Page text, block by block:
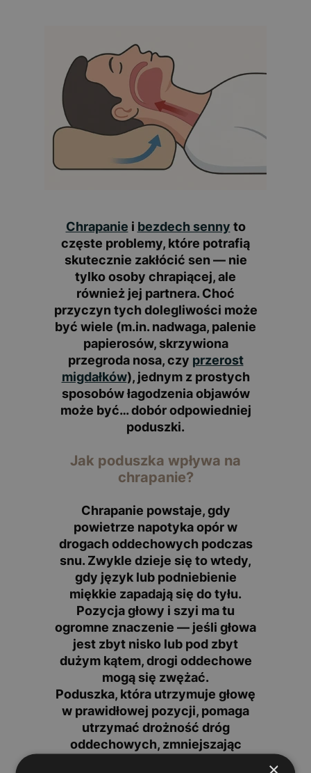
Chrapanie i bezdech senny to
częste problemy, które potrafią
skutecznie zakłócić sen — nie
tylko osoby chrapiącej, ale
również jej partnera. Choć
przyczyn tych dolegliwości może
być wiele (m.in. nadwaga, palenie
papierosów, skrzywiona
przegroda nosa, czy przerost
migdałków), jednym z prostych
sposobów łagodzenia objawów
może być…dobór odpowiedniej
poduszki.
Jak poduszka wpływa na
chrapanie?
Chrapanie powstaje, gdy
powietrze napotyka opór w
drogach oddechowych podczas
snu. Zwykle dzieje się to wtedy,
gdy język lub podniebienie
miękkie zapadają się do tyłu.
Pozycja głowy i szyi ma tu
ogromne znaczenie — jeśli głowa
jest zbyt nisko lub pod zbyt
dużym kątem, drogi oddechowe
mogą się zwężać.
Poduszka, która utrzymuje głowę
w prawidłowej pozycji, pomaga
utrzymać drożność dróg
oddechowych, zmniejszając